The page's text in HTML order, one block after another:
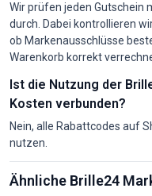
Wir prüfen jeden Gutschein
durch. Dabei kontrollieren
ob Markenausschlüsse
Warenkorb korrekt
Ist die Nutzung der
Kosten verbunden?
Nein, alle Rabattcodes auf
nutzen.
Ähnliche Brille24